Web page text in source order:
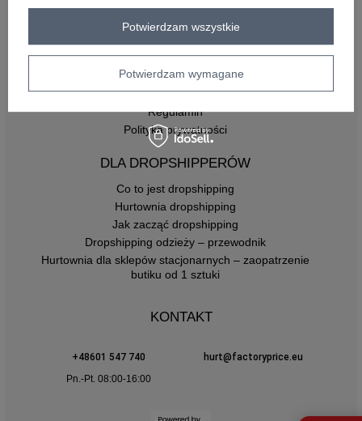
Pytania o współpracę z hurtownią
Zasady zwrotów
Regulamin
Polityka prywatności
DLA DROPSHIPPERÓW
Co to jest dropshipping
Hurtownia dropshipping
Jak zacząć dropshipping
Dropshipping odzieży – przewodnik
Hurtownia dla sklepów stacjonarnych – zaopatrzenie
butiku od 1 sztuki
KONTAKT
+48601 547 740
hurt@factoryprice.eu
Pn.-Pt. 08:00-16:00
Potwierdzam wymagane
Potwierdzam wszystkie